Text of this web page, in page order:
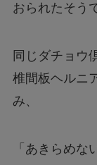
おられたそう
同じダチョウ
椎間板ヘルニ
み、
「あきらめ